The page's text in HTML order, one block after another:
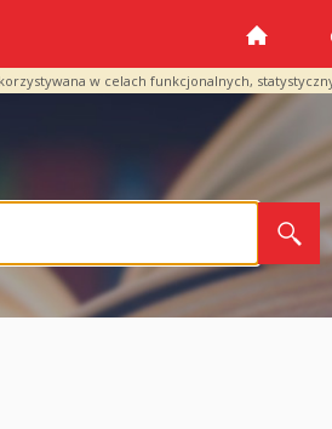
w celach funkcjonalnych,